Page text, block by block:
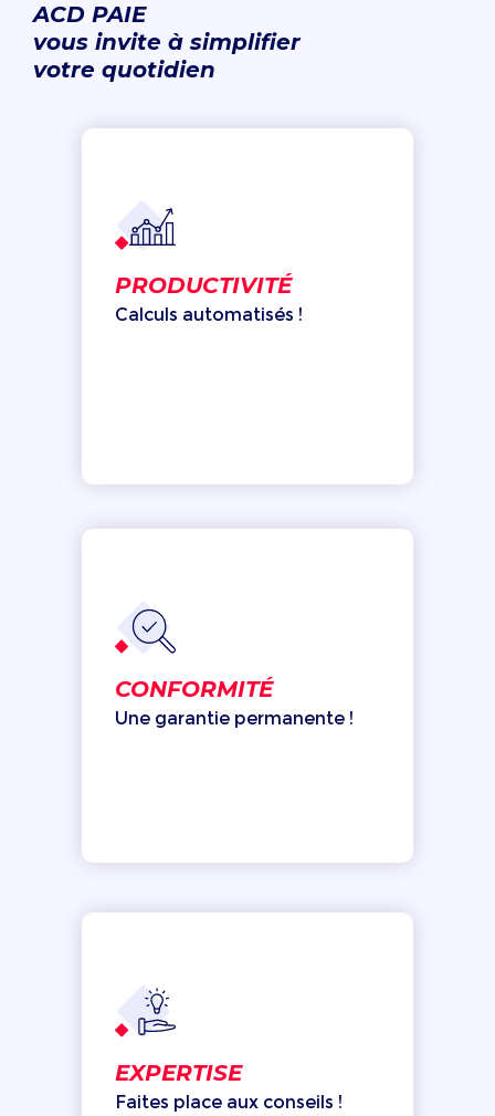
ACD PAIE
vous invite à simplifier
votre quotidien
PRODUCTIVITÉ
Calculs automatisés !
CONFORMITÉ
Une garantie permanente !
EXPERTISE
Faites place aux conseils !